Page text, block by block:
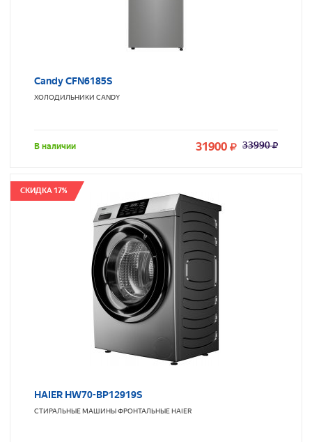
Candy CFN6185S
ХОЛОДИЛЬНИКИ CANDY
В наличии 31900 33990
СКИДКА 17%
HAIER HW70-BP12919S
СТИРАЛЬНЫЕ МАШИНЫ ФРОНТАЛЬНЫЕHAIER